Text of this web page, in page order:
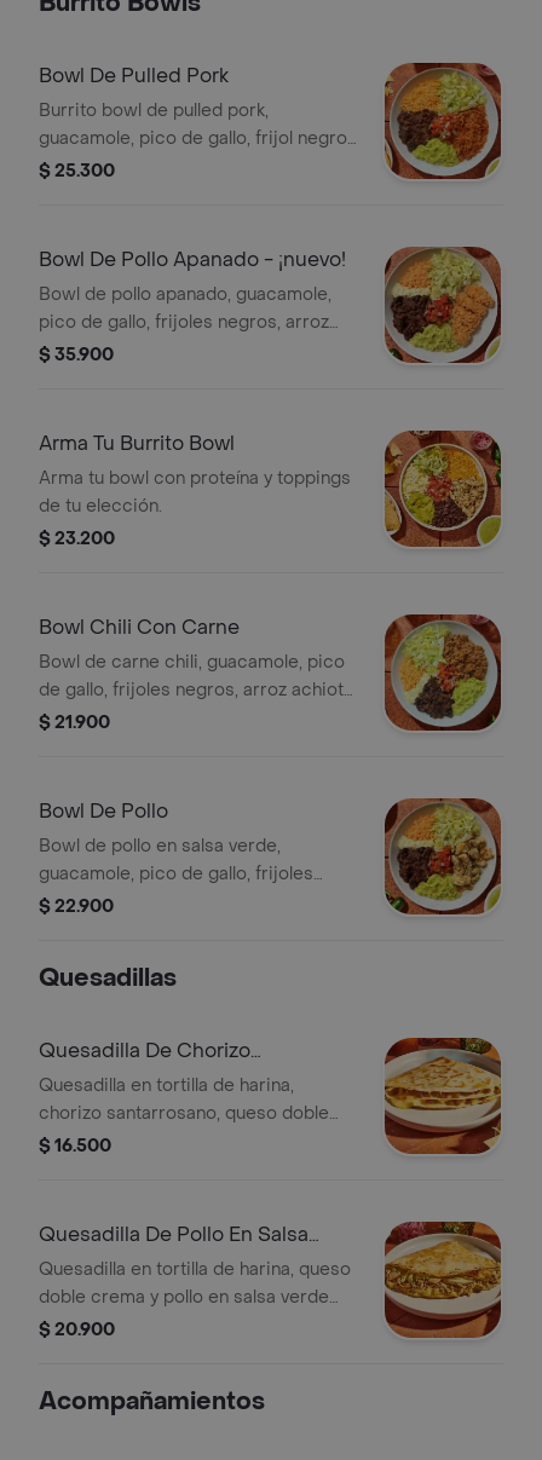
Bowl De Pulled Pork
Burrito bowl de pulled pork,
guacamole, pico de gallo, frijol negro,
arroz achiote, lechuga y salsa roja
$ 25.300
Bowl De Pollo Apanado - ¡nuevo!
Bowl de pollo apanado, guacamole,
pico de gallo, frijoles negros, arroz
achiote y lechuga.
$ 35.900
Arma Tu Burrito Bowl
Arma tu bowl con proteína y toppings
de tu elección.
$ 23.200
Bowl Chili Con Carne
Bowl de carne chili, guacamole, pico
de gallo, frijoles negros, arroz achiote,
lechuga y salsa verde burritos & co.
$ 21.900
Bowl De Pollo
Bowl de pollo en salsa verde,
guacamole, pico de gallo, frijoles
negros, arroz achiote y lechuga.
$ 22.900
Quesadillas
Quesadilla De Chorizo
Santarrossano
Quesadilla en tortilla de harina,
chorizo santarrosano, queso doble
crema y salsa verde burritos & co.
$ 16.500
Quesadilla De Pollo En Salsa
Verde
Quesadilla en tortilla de harina, queso
doble crema y pollo en salsa verde
burritos & co.
$ 20.900
Acompañamientos